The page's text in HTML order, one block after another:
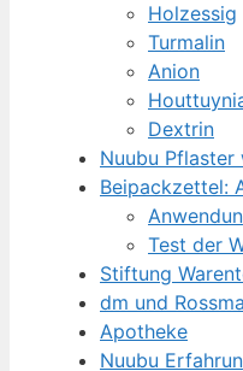
Holzessig
Turmalin
Anion
Dextrin
Nuubu Pflaster
Beipackzettel:
Test der
Stiftung
dm und
Apotheke
Nuubu